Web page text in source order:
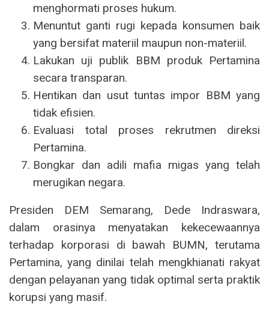
menghormati proses hukum.
Menuntut ganti rugi kepada konsumen baik
yang bersifat materiil maupun non-materiil.
Lakukan uji publik BBM produk Pertamina
secara transparan.
Hentikan dan usut tuntas impor BBM yang
tidak efisien.
Evaluasi total proses rekrutmen direksi
Pertamina.
Bongkar dan adili mafia migas yang telah
merugikan negara.
Presiden DEM Semarang, Dede Indraswara,
dalam orasinya menyatakan kekecewaannya
terhadap korporasi di bawah BUMN, terutama
Pertamina, yang dinilai telah mengkhianati rakyat
dengan pelayanan yang tidak optimal serta praktik
korupsi yang masif.